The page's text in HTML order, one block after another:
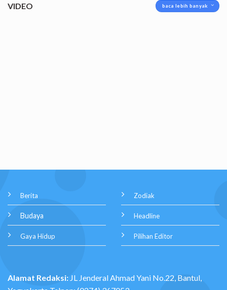
VIDEO baca lebih banyak
Berita
Budaya
Gaya Hidup
Zodiak
Headline
Pilihan Editor
Alamat Redaksi: JL Jenderal Ahmad Yani No.22, Bantul,